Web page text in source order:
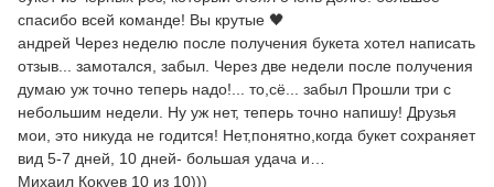
спасибо всей команде! Вы крутые 🖤
андрей Через неделю после получения букета хотел написать
отзыв... замотался, забыл. Через две недели после получения
думаю уж точно теперь надо!... то,сё... забыл Прошли три с
небольшим недели. Ну уж нет, теперь точно напишу! Друзья
мои, это никуда не годится! Нет,понятно,когда букет сохраняет
вид 5-7 дней, 10 дней- большая удача и…
Михаил Кокуев 10 из 10)))